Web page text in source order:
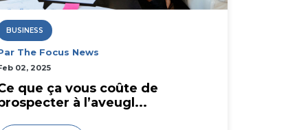
BUSINESS
The Focus News
02, 2025
que ça vous coûte de
à l’aveugl...